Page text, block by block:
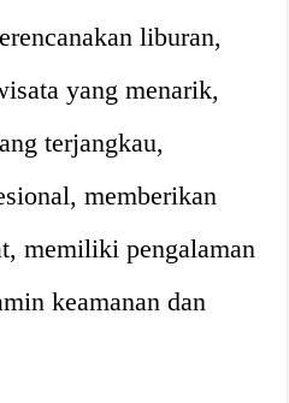
liburan,
yang menarik,
terjangkau,
memberikan
memiliki pengalaman
keamanan dan